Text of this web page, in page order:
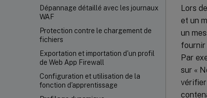
Dépannage détaillé avec les journaux
WAF
Protection contre le chargement de
fichiers
Exportation et importation d'un profil
de Web App Firewall
Configuration et utilisation de la
fonction d'apprentissage
Lors
et un
un
fournir
Par
sur «
vérifier